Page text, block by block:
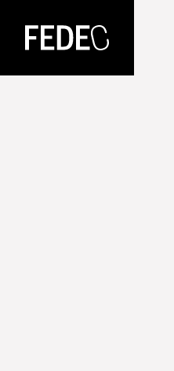
FEDEC